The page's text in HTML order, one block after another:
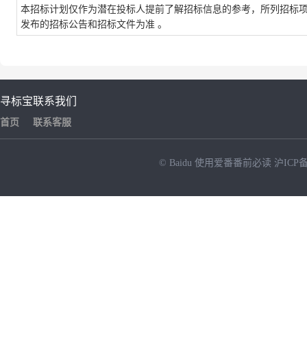
本招标计划仅作为潜在投标人提前了解招标信息的参考，所列招
发布的招标公告和招标文件为准 。
寻标宝
首页
联系我们
联系客服
© Baidu 使用爱番番前必读 沪ICP